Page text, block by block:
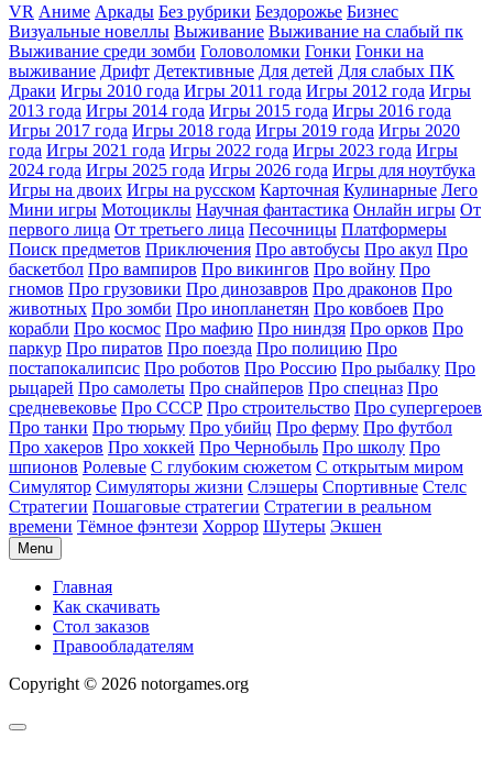
VR Аниме Аркады Без рубрики Бездорожье Бизнес
Визуальные новеллы Выживание Выживание на слабый пк
Выживание среди зомби Головоломки Гонки Гонки на
выживание Дрифт Детективные Для детей Для слабых ПК
Драки Игры 2010 года Игры 2011 года Игры 2012 года Игры
2013 года Игры 2014 года Игры 2015 года Игры 2016 года
Игры 2017 года Игры 2018 года Игры 2019 года Игры 2020
года Игры 2021 года Игры 2022 года Игры 2023 года Игры
2024 года Игры 2025 года Игры 2026 года Игры для ноутбука
Игры на двоих Игры на русском Карточная Кулинарные Лего
Мини игры Мотоциклы Научная фантастика Онлайн игры От
первого лица От третьего лица Песочницы Платформеры
Поиск предметов Приключения Про автобусы Про акул Про
баскетбол Про вампиров Про викингов Про войну Про
гномов Про грузовики Про динозавров Про драконов Про
животных Про зомби Про инопланетян Про ковбоев Про
корабли Про космос Про мафию Про ниндзя Про орков Про
паркур Про пиратов Про поезда Про полицию Про
постапокалипсис Про роботов Про Россию Про рыбалку Про
рыцарей Про самолеты Про снайперов Про спецназ Про
средневековье Про СССР Про строительство Про супергероев
Про танки Про тюрьму Про убийц Про ферму Про футбол
Про хакеров Про хоккей Про Чернобыль Про школу Про
шпионов Ролевые С глубоким сюжетом С открытым миром
Симулятор Симуляторы жизни Слэшеры Спортивные Стелс
Стратегии Пошаговые стратегии Стратегии в реальном
времени Тёмное фэнтези Хоррор Шутеры Экшен
Menu
Главная
Как скачивать
Стол заказов
Правообладателям
Copyright © 2026 notorgames.org
Scroll